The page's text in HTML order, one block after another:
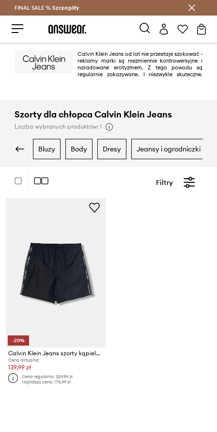
Oszczędzaj z Answear Club >
FINAL SALE % Szczegóły
Calvin Klein Jeans od lat nie przestaje szokować -
reklamy marki są niezmiennie kontrowersyjne i
naładowane erotyzmem. Z tego powodu są
regularnie zakazywane. I niezwykle skuteczne.
Szorty dla chłopca Calvin Klein Jeans
Liczba wybranych produktów: 1
bluzy body dresy jeansy i ogrodniczki
Filtry
-20%
Calvin Klein Jeans szorty kąpielowe dziecięce
Cena aktualna:
139,99 zł
Cena regularna:229,99 zł
Najniższa cena:175,99 zł